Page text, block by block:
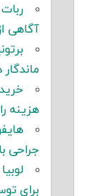
آگاهی
هزینه
جراحی
برای